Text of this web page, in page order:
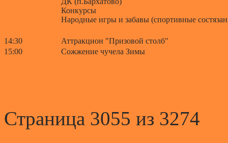
Конкурсы
Народные игры и забавы (спортивные
14:30
Аттракцион "Призовой столб"
15:00
Сожжение чучела Зимы
Страница 3055 из 3274